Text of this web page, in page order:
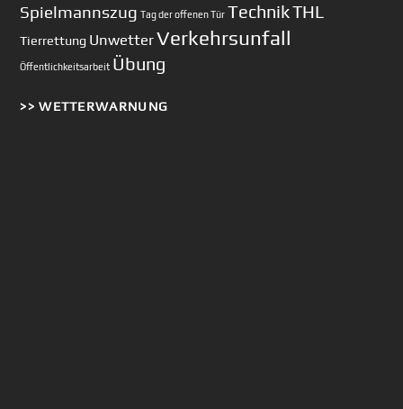
Spielmannszug Tag der offenen Tür TechnikTHL
Tierrettung UnwetterVerkehrsunfall
Öffentlichkeitsarbeit Übung
>> WETTERWARNUNG